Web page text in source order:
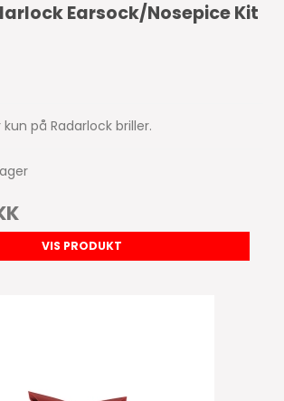
Earsock/Nosepice Kit
på Radarlock briller.
VIS PRODUKT